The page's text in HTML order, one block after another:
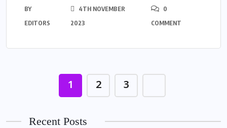
BY
EDITORS
4TH NOVEMBER
2023
0
COMMENT
1 2 3
Recent Posts